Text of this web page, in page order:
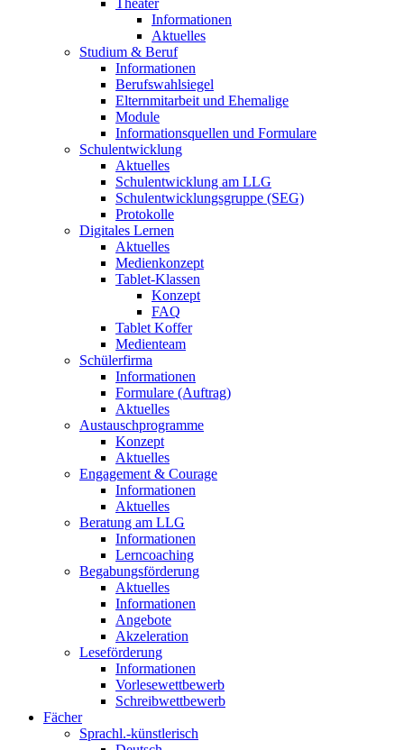
Theater
Informationen
Aktuelles
Studium & Beruf
Informationen
Berufswahlsiegel
Elternmitarbeit und Ehemalige
Module
Informationsquellen und Formulare
Schulentwicklung
Aktuelles
Schulentwicklung am LLG
Schulentwicklungsgruppe (SEG)
Protokolle
Digitales Lernen
Aktuelles
Medienkonzept
Tablet-Klassen
Konzept
FAQ
Tablet Koffer
Medienteam
Schülerfirma
Informationen
Formulare (Auftrag)
Aktuelles
Austauschprogramme
Konzept
Aktuelles
Engagement & Courage
Informationen
Aktuelles
Beratung am LLG
Informationen
Lerncoaching
Begabungsförderung
Aktuelles
Informationen
Angebote
Akzeleration
Leseförderung
Informationen
Vorlesewettbewerb
Schreibwettbewerb
Fächer
Sprachl.-künstlerisch